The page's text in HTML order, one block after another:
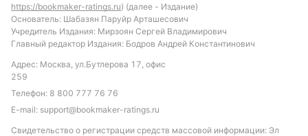
https://bookmaker-ratings.ru) (далее - Издание)
Основатель: Шабазян Паруйр Арташесович
Учредитель Издания: Мирзоян Сергей Владимирович
Главный редактор Издания: Бодров Андрей Константинович
Адрес: Москва, ул.Бутлерова 17, офис
259
Телефон: 8 800 777 76 76
E-mail: support@bookmaker-ratings.ru
Свидетельство о регистрации средств массовой информации: Эл